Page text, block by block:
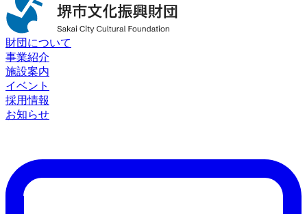
財団について
事業紹介
施設案内
イベント
採用情報
お知らせ